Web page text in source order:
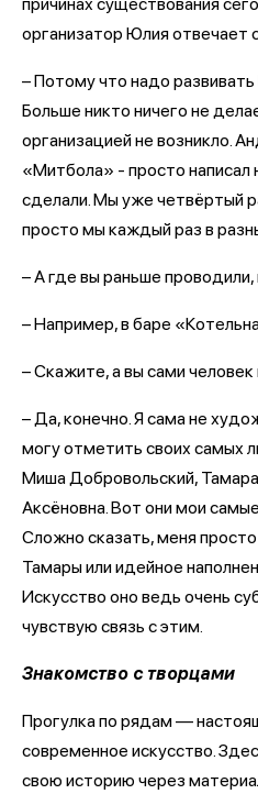
организатор Юлия отвечает
– Потому что надо
Больше никто ничего не
организацией не возникло.
«Митбола» - просто
сделали. Мы уже четвёртый
просто мы каждый раз в
– А где вы раньше
– Например, в баре
– Скажите, а вы сами человек
– Да, конечно. Я сама не
могу отметить своих самых
Миша Добровольский,
Аксёновна. Вот они мои
Сложно сказать, меня
Тамары или идейное
Искусство оно ведь очень
чувствую связь с этим.
Знакомство с творцами
Прогулка по рядам —
современное искусство.
свою историю через